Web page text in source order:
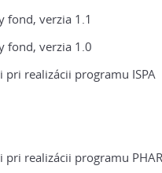
fond, verzia 1.1
fond, verzia 1.0
realizácii programu ISPA
realizácii programu